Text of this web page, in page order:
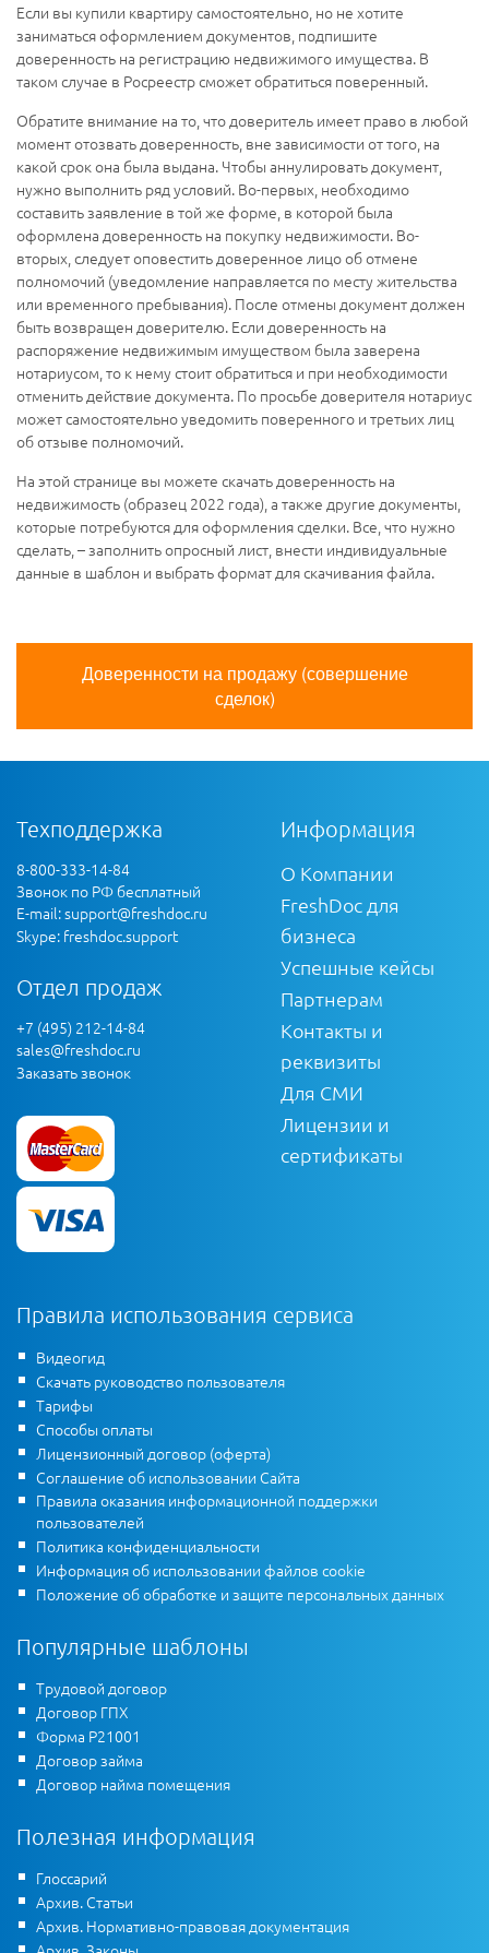
Если вы купили квартиру самостоятельно, но не хотите
заниматься оформлением документов, подпишите
доверенность на регистрацию недвижимого имущества. В
таком случае в Росреестр сможет обратиться поверенный.
Обратите внимание на то, что доверитель имеет право в любой
момент отозвать доверенность, вне зависимости от того, на
какой срок она была выдана. Чтобы аннулировать документ,
нужно выполнить ряд условий. Во-первых, необходимо
составить заявление в той же форме, в которой была
оформлена доверенность на покупку недвижимости. Во-
вторых, следует оповестить доверенное лицо об отмене
полномочий (уведомление направляется по месту жительства
или временного пребывания). После отмены документ должен
быть возвращен доверителю. Если доверенность на
распоряжение недвижимым имуществом была заверена
нотариусом, то к нему стоит обратиться и при необходимости
отменить действие документа. По просьбе доверителя нотариус
может самостоятельно уведомить поверенного и третьих лиц
об отзыве полномочий.
На этой странице вы можете скачать доверенность на
недвижимость (образец 2022 года), а также другие документы,
которые потребуются для оформления сделки. Все, что нужно
сделать, – заполнить опросный лист, внести индивидуальные
данные в шаблон и выбрать формат для скачивания файла.
Доверенности на продажу (совершение
сделок)
Техподдержка
8-800-333-14-84
Звонок по РФ бесплатный
E-mail:support@freshdoc.ru
Skype: freshdoc.support
Отдел продаж
+7 (495) 212-14-84
sales@freshdoc.ru
Заказать звонок
Информация
О Компании
FreshDoc для
бизнеса
Успешные кейсы
Партнерам
Контакты и
реквизиты
Для СМИ
Лицензии и
сертификаты
Правила использования сервиса
Видеогид
Скачать руководство пользователя
Тарифы
Способы оплаты
Лицензионный договор (оферта)
Соглашение об использовании Сайта
Правила оказания информационной поддержки
пользователей
Политика конфиденциальности
Информация об использовании файлов cookie
Положение об обработке и защите персональных данных
Популярные шаблоны
Трудовой договор
Договор ГПХ
Форма Р21001
Договор займа
Договор найма помещения
Полезная информация
Глоссарий
Архив. Статьи
Архив. Нормативно-правовая документация